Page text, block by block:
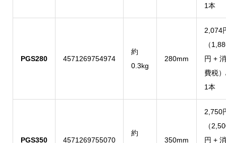
1本
PGS280 4571269754974
約
0.3kg
280mm
2,074
（
円 + 消
費税
1本
PGS350 4571269755070
約
350mm
2,750
（
円 + 消